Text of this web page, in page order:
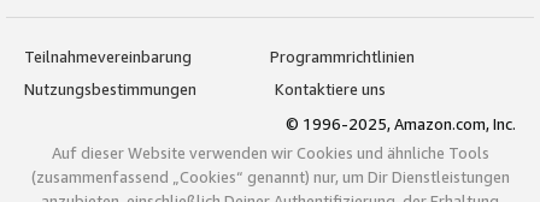
Teilnahmevereinbarung
Programmrichtlinien
Nutzungsbestimmungen
Kontaktiere uns
© 1996-2025, Amazon.com, Inc.
Auf dieser Website verwenden wir Cookies und ähnliche Tools
(zusammenfassend „Cookies“ genannt) nur, um Dir Dienstleistungen